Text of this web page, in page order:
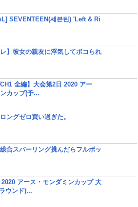
SEVENTEEN(세븐틴) 'Left & Ri
レ】彼女の親友に浮気してボコられ
CH1 全編】大会第2日 2020 アー
カップ(予...
ングゼロ買い過ぎた。
合スパーリング挑んだらフルボッ
2020 アース・モンダミンカップ 大
ウンド)...